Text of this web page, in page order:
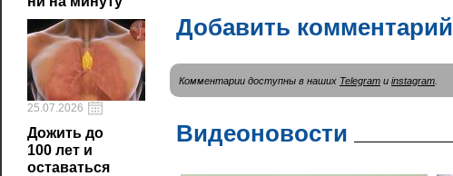
25.07.2026
Дожить до
100 лет и
оставаться
Добавить комментарий
Комментарии доступны в наших Telegram и instagram
Видеоновости